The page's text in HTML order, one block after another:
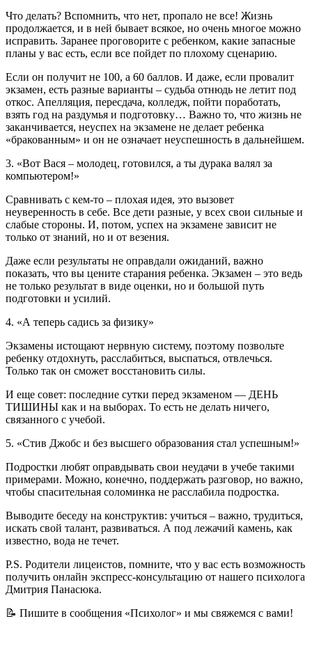
Что делать? Вспомнить, что нет, пропало не все! Жизнь
продолжается, и в ней бывает всякое, но очень многое можно
исправить. Заранее проговорите с ребенком, какие запасные
планы у вас есть, если все пойдет по плохому сценарию.
Если он получит не 100, а 60 баллов. И даже, если провалит
экзамен, есть разные варианты – судьба отнюдь не летит под
откос. Апелляция, пересдача, колледж, пойти поработать,
взять год на раздумья и подготовку… Важно то, что жизнь не
заканчивается, неуспех на экзамене не делает ребенка
«бракованным» и он не означает неуспешность в дальнейшем.
3. «Вот Вася – молодец, готовился, а ты дурака валял за
компьютером!»
Сравнивать с кем-то – плохая идея, это вызовет
неуверенность в себе. Все дети разные, у всех свои сильные и
слабые стороны. И, потом, успех на экзамене зависит не
только от знаний, но и от везения.
Даже если результаты не оправдали ожиданий, важно
показать, что вы цените старания ребенка. Экзамен – это ведь
не только результат в виде оценки, но и большой путь
подготовки и усилий.
4. «А теперь садись за физику»
Экзамены истощают нервную систему, поэтому позвольте
ребенку отдохнуть, расслабиться, выспаться, отвлечься.
Только так он сможет восстановить силы.
И еще совет: последние сутки перед экзаменом — ДЕНЬ
ТИШИНЫ как и на выборах. То есть не делать ничего,
связанного с учебой.
5. «Стив Джобс и без высшего образования стал успешным!»
Подростки любят оправдывать свои неудачи в учебе такими
примерами. Можно, конечно, поддержать разговор, но важно,
чтобы спасительная соломинка не расслабила подростка.
Выводите беседу на конструктив: учиться – важно, трудиться,
искать свой талант, развиваться. А под лежачий камень, как
известно, вода не течет.
P.S. Родители лицеистов, помните, что у вас есть возможность
получить онлайн экспресс-консультацию от нашего психолога
Дмитрия Панасюка.
📝 Пишите в сообщения «Психолог» и мы свяжемся с вами!